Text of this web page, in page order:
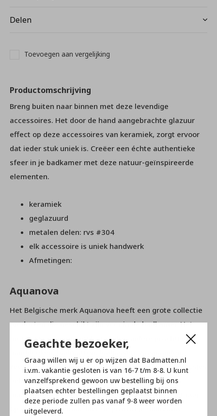
Geachte bezoeker,
Graag willen wij u er op wijzen dat Badmatten.nl
i.v.m. vakantie gesloten is van 16-7 t/m 8-8. U kunt
vanzelfsprekend gewoon uw bestelling bij ons
plaatsen echter bestellingen geplaatst binnen
deze periode zullen pas vanaf 9-8 weer worden
uitgeleverd.
Delen
Toevoegen aan vergelijking
Productomschrijving
Breng buiten naar binnen met deze levendige
accessoires. Het door de hand aangebrachte glazuur
effect op deze accessoires van keramiek, zorgt ervoor
dat ieder stuk uniek is. Creëer een échte authentieke
sfeer in je badkamer met deze natuur-geïnspireerde
elementen.
keramiek
geglazuurd
metalen delen: rvs #304
elk accessoire is uniek handwerk
Afmetingen:
Aquanova
Het Belgische merk Aquanova heeft een grote collectie
producten die geschikt zijn voor in de badkamer. Het
grote assortiment omslaat onder andere prachtige
handdoeken, badmatten, badjassen, wasmanden,
zeeppompjes, spiegels, toilet borstels en opbergdoosjes
behoren hiertoe. Alle artikelen zijn gemaakt van
hoogwaardige materialen en vervaardigd met het oog
op gebruikersgemak. Met de prachtige duurzame